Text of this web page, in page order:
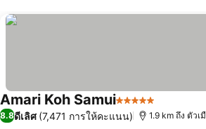
Amari Koh Samui5 ดาว
8.8ดีเลิศ (7,471 การให้คะแนน) 1.9 km ถึง ตัวเ